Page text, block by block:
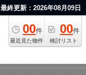
最終更新：2026年08月09日
00件
最近見た物件
00件
検討リスト